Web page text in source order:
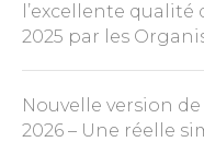
l’excellente qualité
2025 par les
Nouvelle version de
2026 – Une réelle